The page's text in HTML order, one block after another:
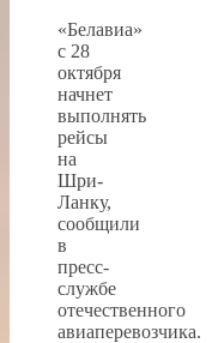
«Белавиа»
с 28
октября
начнет
выполнять
рейсы
на
Шри-
Ланку,
сообщили
в
пресс-
службе
отечественного
авиаперевозчика.